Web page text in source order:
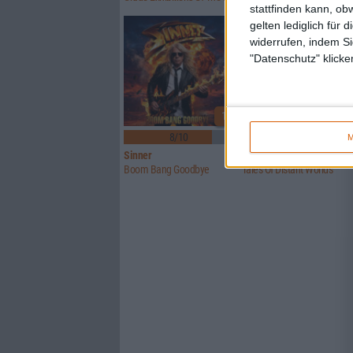
stattfinden kann,
gelten lediglich für
widerrufen, indem
"Datenschutz"
1
8/10
Sinner
Boom Bang Goodbye
Crusade Of Bards
Tales Of Distant Worlds